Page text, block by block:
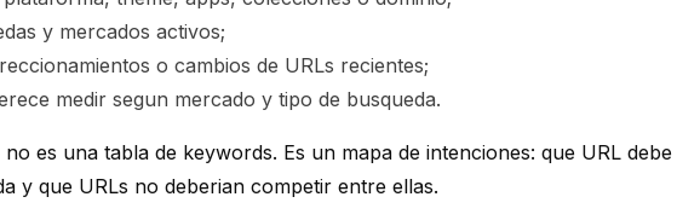
y mercados activos;
o cambios de URLs recientes;
medir segun mercado y tipo de busqueda.
es una tabla de keywords. Es un mapa de intenciones: que URL debe
y que URLs no deberian competir entre ellas.